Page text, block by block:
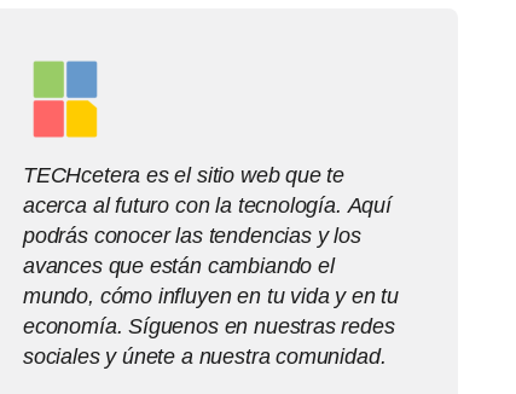
TECHcetera es el sitio web que te
acerca al futuro con la tecnología. Aquí
podrás conocer las tendencias y los
avances que están cambiando el
mundo, cómo influyen en tu vida y en tu
economía. Síguenos en nuestras redes
sociales y únete a nuestra comunidad.